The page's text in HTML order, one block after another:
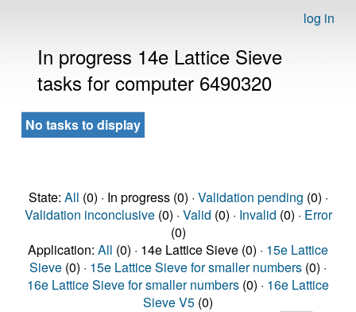
log in
In progress 14e Lattice Sieve
tasks for computer 6490320
No tasks to display
State: All (0) · In progress (0) · Validation pending (0) ·
Validation inconclusive(0) · Valid (0) · Invalid (0) · Error
(0)
Application: All (0) · 14e Lattice Sieve (0) · 15e Lattice
Sieve (0) · 15e Lattice Sieve for smaller numbers (0) ·
16e Lattice Sieve for smaller numbers (0) · 16e Lattice
Sieve V5 (0)